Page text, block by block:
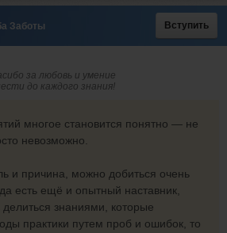
Заботы Вступить
за любовь и умение
до каждого знания!
многое становится понятно — не
невозможно.
и причина, можно добиться очень
есть ещё и опытный наставник,
делиться знаниями, которые
практики путем проб и ошибок, то